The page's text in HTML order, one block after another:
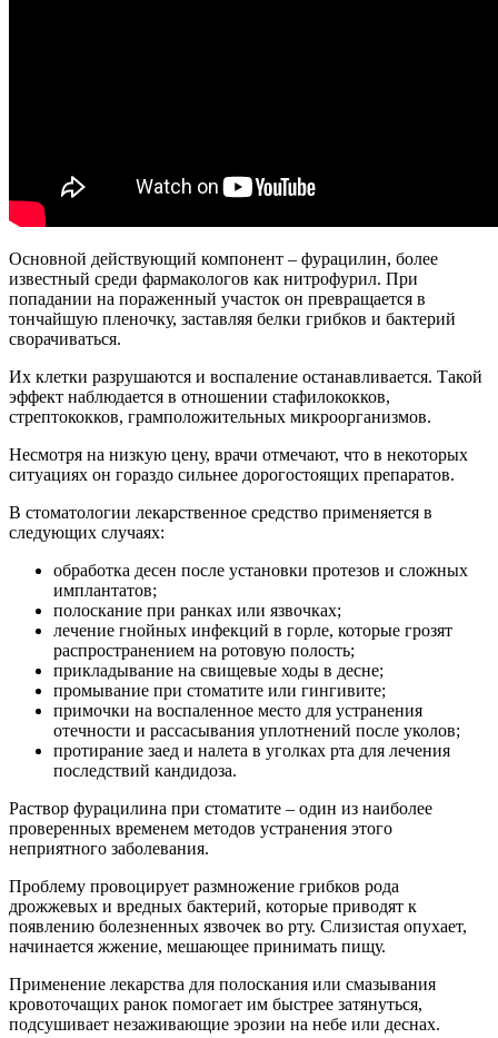
Основной действующий компонент – фурацилин, более
известный среди фармакологов как нитрофурил. При
попадании на пораженный участок он превращается в
тончайшую пленочку, заставляя белки грибков и бактерий
сворачиваться.
Их клетки разрушаются и воспаление останавливается. Такой
эффект наблюдается в отношении стафилококков,
стрептококков, грамположительных микроорганизмов.
Несмотря на низкую цену, врачи отмечают, что в некоторых
ситуациях он гораздо сильнее дорогостоящих препаратов.
В стоматологии лекарственное средство применяется в
следующих случаях:
обработка десен после установки протезов и сложных
имплантатов;
полоскание при ранках или язвочках;
лечение гнойных инфекций в горле, которые грозят
распространением на ротовую полость;
прикладывание на свищевые ходы в десне;
промывание при стоматите или гингивите;
примочки на воспаленное место для устранения
отечности и рассасывания уплотнений после уколов;
протирание заед и налета в уголках рта для лечения
последствий кандидоза.
Раствор фурацилина при стоматите – один из наиболее
проверенных временем методов устранения этого
неприятного заболевания.
Проблему провоцирует размножение грибков рода
дрожжевых и вредных бактерий, которые приводят к
появлению болезненных язвочек во рту. Слизистая опухает,
начинается жжение, мешающее принимать пищу.
Применение лекарства для полоскания или смазывания
кровоточащих ранок помогает им быстрее затянуться,
подсушивает незаживающие эрозии на небе или деснах.